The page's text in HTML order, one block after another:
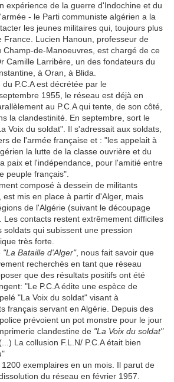
expérience de la guerre d'Indochine et du
- le Parti communiste algérien a la
les jeunes militaires qui, toujours plus
France. Lucien Hanoun, professeur de
Champ-de-Manoeuvres, est chargé de ce
Camille Larribère, un des fondateurs du
à Oran, à Blida.
P.C.A est décrétée par le
1955, le réseau est déjà en
au P.C.A qui tente, de son côté,
la clandestinité. En septembre, sort le
Voix du soldat". Il s'adressait aux soldats,
de l'armée française et : "les appelait à
la lutte de la classe ouvrière et du
paix et l'indépendance, pour l'amitié entre
peuple français".
composé à dessein de militants
mis en place à partir d'Alger, mais
de l'Algérie (suivant le découpage
Les contacts restent extrêmement difficiles
soldats qui subissent une pression
très forte.
"La Bataille d'Alger", nous fait savoir que
recherchés en tant que réseau
que des résultats positifs ont été
"Le P.C.A édite une espèce de
"La Voix du soldat" visant à
français servant en Algérie. Depuis des
prévoient un pot monstre pour le jour
clandestine de "La Voix du soldat"
La collusion F.L.N/ P.C.A était bien
exemplaires en un mois. Il parut de
du réseau en février 1957.